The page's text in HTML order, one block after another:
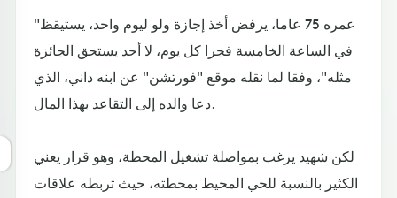
"عمره 75 عاما، يرفض أخذ إجازة ولو ليوم واحد، يستيقظ
في الساعة الخامسة فجرا كل يوم، لا أحد يستحق الجائزة
مثله"، وفقا لما نقله موقع "فورتشن" عن ابنه داني، الذي
دعا والده إلى التقاعد بهذا المال.
لكن شهيد يرغب بمواصلة تشغيل المحطة، وهو قرار يعني
الكثير بالنسبة للحي المحيط بمحطته، حيث تربطه علاقات